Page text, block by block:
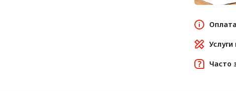
Часто